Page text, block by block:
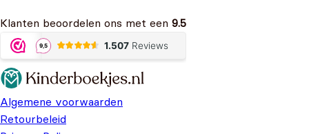
Klanten beoordelen ons met een 9.5
Algemene voorwaarden
Retourbeleid